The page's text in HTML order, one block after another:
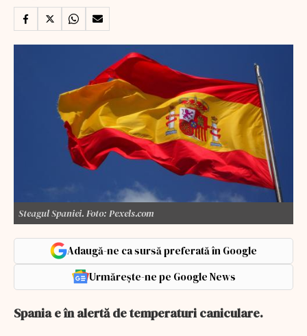
Steagul Spaniei. Foto: Pexels.com
Adaugă-ne ca sursă preferată în Google
Urmărește-ne pe Google News
Spania e în alertă de temperaturi caniculare.